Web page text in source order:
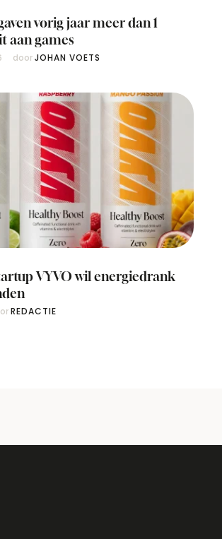
vorig jaar meer dan 1
aan games
door JOHAN VOETS
VYVO wil energiedrank
REDACTIE